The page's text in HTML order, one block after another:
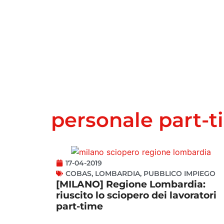
personale part-
17-04-2019
COBAS, LOMBARDIA, PUBBLICO IMPIEGO
[MILANO] Regione Lombardia:
riuscito lo sciopero dei lavoratori
part-time